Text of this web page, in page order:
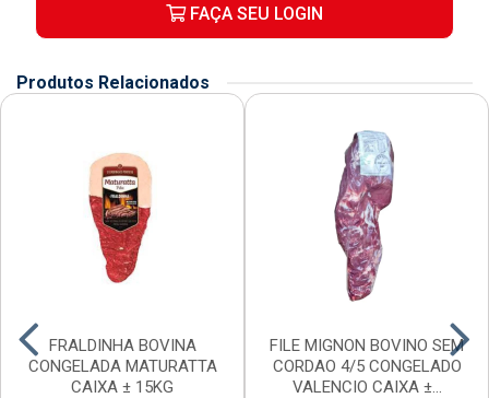
FAÇA SEU LOGIN
Produtos Relacionados
FRALDINHA BOVINA
CONGELADA MATURATTA
CAIXA ± 15KG
FILE MIGNON BOVINO SEM
CORDAO 4/5 CONGELADO
VALENCIO CAIXA ±...